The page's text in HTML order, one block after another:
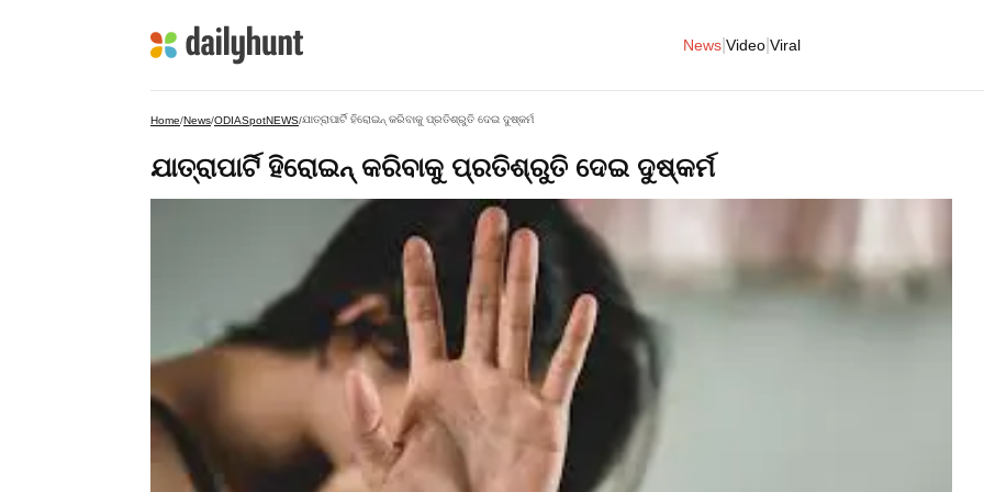
News Video Viral
Home/News/ODIASpotNEWS/ଯାତ୍ରାପାର୍ଟି ହିରୋଇନ୍‌ କରିବାକୁ ପ୍ରତିଶ୍ରୁତି ଦେଇ ଦୁଷ୍କର୍ମ
ଯାତ୍ରାପାର୍ଟି ହିରୋଇନ୍‌ କରିବାକୁ ପ୍ରତିଶ୍ରୁତି ଦେଇ ଦୁଷ୍କର୍ମ